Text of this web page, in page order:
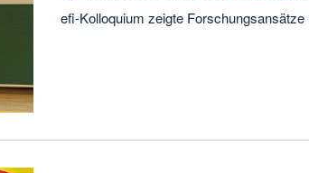
efi-Kolloquium zeigte